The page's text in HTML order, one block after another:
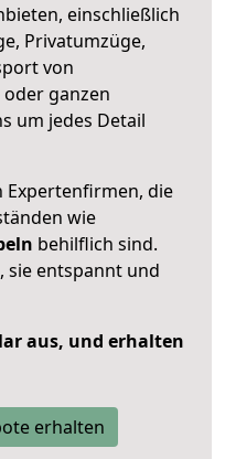
einschließlich
Privatumzüge,
von
ganzen
um jedes Detail
Expertenfirmen, die
wie
behilflich sind.
sie entspannt und
aus, und erhalten
erhalten